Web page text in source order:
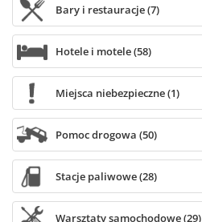
Bary i restauracje (7)
Hotele i motele (58)
Miejsca niebezpieczne (1)
Pomoc drogowa (50)
Stacje paliwowe (28)
Warsztaty samochodowe (29)